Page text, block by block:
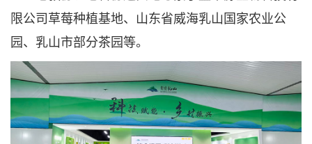
限公司草莓种植基地、山东省威海乳山国家农业公
园、乳山市部分茶园等。